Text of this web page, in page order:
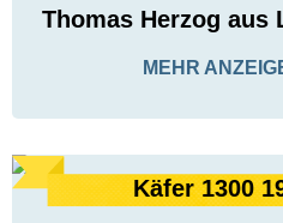
Thomas Herzog aus
MEHR
Käfer 1300